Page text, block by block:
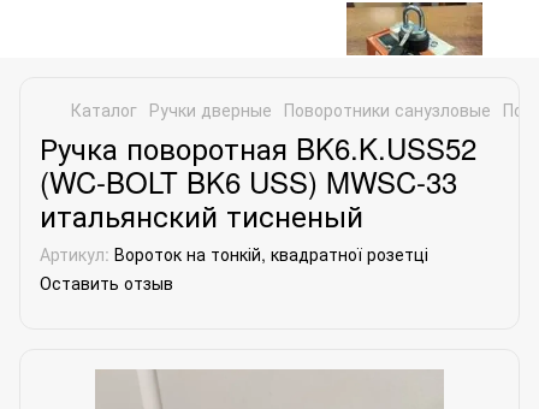
Каталог Ручки дверные Поворотники санузловые
Ручка поворотная BK6.K.USS52
(WC-BOLT BK6 USS) MWSC-33
итальянский тисненый
Артикул: Вороток на тонкій, квадратної розетці
Оставить отзыв